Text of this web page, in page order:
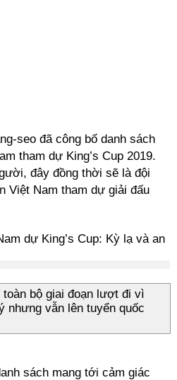
seo đã công bố danh sách
tham dự King’s Cup 2019.
đây đồng thời sẽ là đội
Việt Nam tham dự giải đấu
bộ giai đoạn lượt đi vì
nhưng vẫn lên tuyển quốc
sách mang tới cảm giác